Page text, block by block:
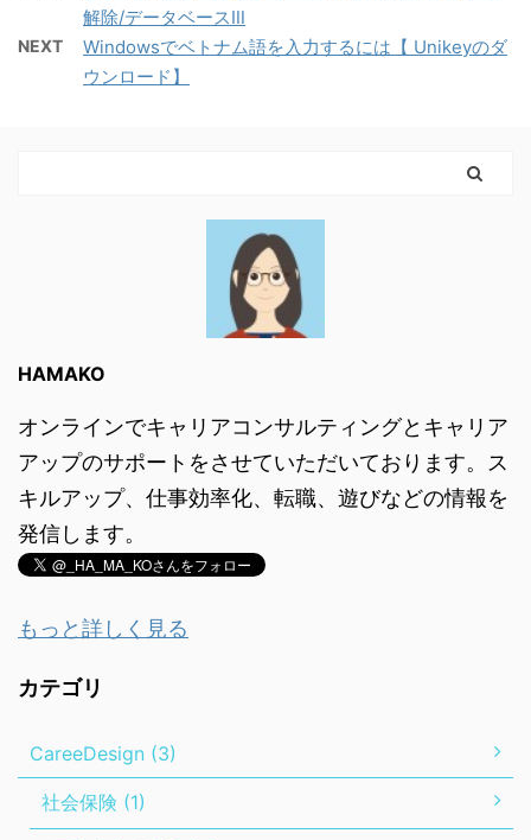
解除/データベースⅢ
NEXT
Windowsでベトナム語を入力するには【 Unikeyのダ
ウンロード】
HAMAKO
オンラインでキャリアコンサルティングとキャリア
アップのサポートをさせていただいております。ス
キルアップ、仕事効率化、転職、遊びなどの情報を
発信します。
もっと詳しく見る
カテゴリ
CareeDesign (3)
社会保険 (1)